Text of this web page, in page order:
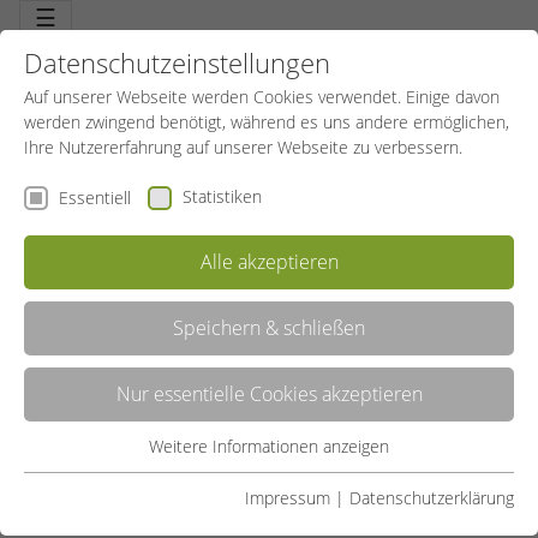
☰
Bewirb dich jetzt als Kursleitung bei unseren Außenstellen
und werde Teil des Teams. Wo genau in NRW wir überall
vor Ort sind siehst duhier.
Datenschutzeinstellungen
Auf unserer Webseite werden Cookies verwendet. Einige davon
werden zwingend benötigt, während es uns andere ermöglichen,
Ihre Nutzererfahrung auf unserer Webseite zu verbessern.
Essentiell Statistiken
Alle akzeptieren
Speichern & schließen
Nur essentielle Cookies akzeptieren
Essentielle Cookies werden für grundlegende Funktionen der
Weitere Informationen anzeigen
Impressum | Datenschutzerklärung